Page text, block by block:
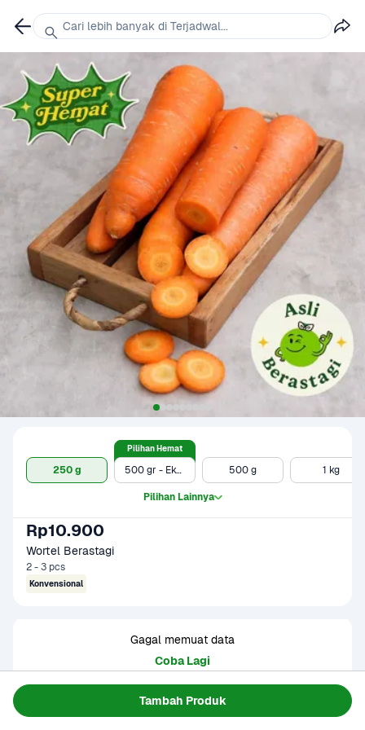
Tambah Produk
250 g 500 gr - Ekonomis
Pilihan Hemat
500 g 1 kg
Pilihan Lainnya
Rp10.900
Wortel Berastagi
2 - 3 pcs
Konvensional
Gagal memuat data
Coba Lagi
Informasi Produk
Cari lebih banyak di Terjadwal...